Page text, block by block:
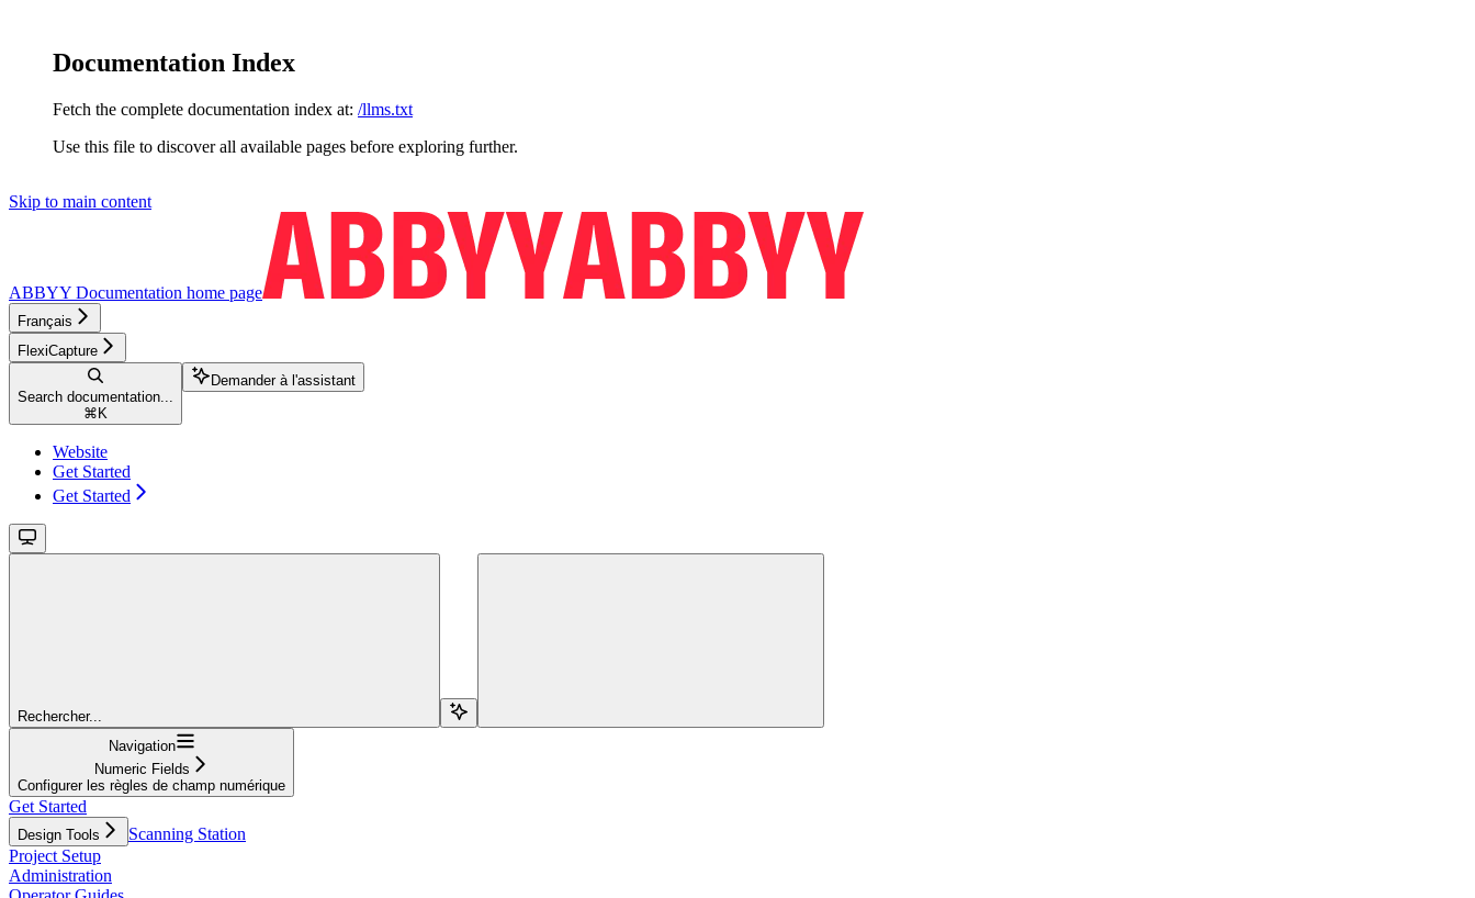
Documentation Index
Fetch the complete documentation index at: /llms.txt
Use this file to discover all available pages before exploring further.
Skip to main content
ABBYY Documentation home page
Français
FlexiCapture
Search documentation...
⌘ K
Demander à l'assistant
Website
Get Started
Get Started
Rechercher...
Navigation
Numeric Fields
Configurer les règles de champ numérique
Get Started
Design Tools
Scanning Station
Project Setup
Administration